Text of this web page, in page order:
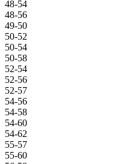
48-54
48-56
49-50
50-52
50-54
50-58
52-54
52-56
52-57
54-56
54-58
54-60
54-62
55-57
55-60